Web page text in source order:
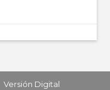
Versión Digital